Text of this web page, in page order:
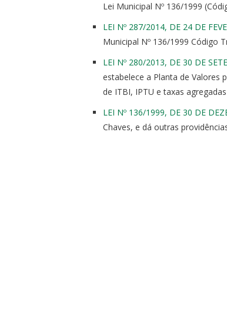
Lei Municipal Nº 136/1999
LEI Nº 287/2014, DE 24 DE
Municipal Nº 136/1999 Código
LEI Nº 280/2013, DE 30 DE
estabelece a Planta de Valores
de ITBI, IPTU e taxas
LEI Nº 136/1999, DE 30 DE
Chaves, e dá outras